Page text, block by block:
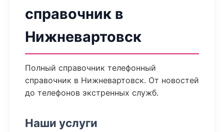
справочник в
Нижневартовск
Полный справочник телефонный
справочник в Нижневартовск. От новостей
до телефонов экстренных служб.
Наши услуги